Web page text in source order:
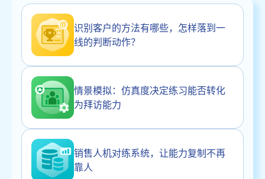
识别客户的方法有哪些，怎样落到一
线的判断动作？
情景模拟：仿真度决定练习能否转化
为拜访能力
销售人机对练系统，让能力复制不再
靠人